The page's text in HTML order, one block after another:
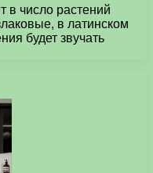
в число растений
в латинском
будет звучать